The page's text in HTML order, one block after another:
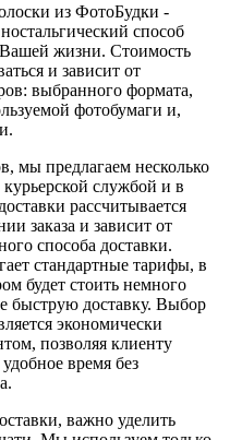
из ФотоБудки -
способ
жизни. Стоимость
и зависит от
выбранного формата,
фотобумаги и,
мы предлагаем несколько
службой и в
рассчитывается
заказа и зависит от
способа доставки.
стандартные тарифы, в
будет стоить немного
быструю доставку. Выбор
экономически
позволяя клиенту
время без
важно уделить